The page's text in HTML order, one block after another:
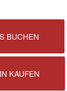
BUCHEN
KAUFEN